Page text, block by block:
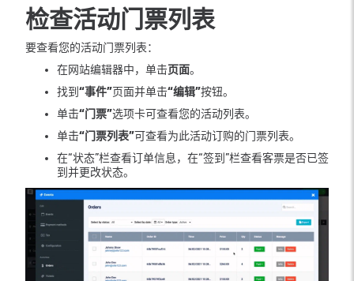
检查活动门票列表
要查看您的活动门票列表：
在网站编辑器中，单击页面。
找到 “事件”页面并单击“编辑”按钮。
单击“门票”选项卡可查看您的活动列表。
单击“门票列表”可查看为此活动订购的门票列表。
在“状态”栏查看订单信息，在“签到”栏查看客票是否已签
到并更改状态。